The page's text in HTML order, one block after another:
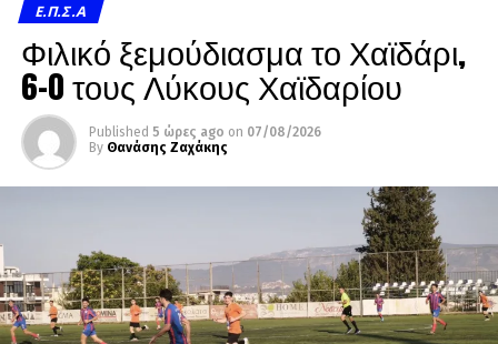
Ε.Π.Σ.Α
Φιλικό ξεμούδιασμα το Χαϊδάρι,
6-0 τους Λύκους Χαϊδαρίου
Published 5 ώρες ago on 07/08/2026
By Θανάσης Ζαχάκης